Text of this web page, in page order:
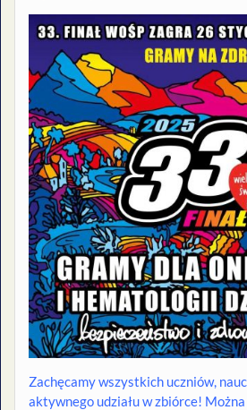
Zachęcamy wszystkich uczniów,
aktywnego udziału w zbiórce!